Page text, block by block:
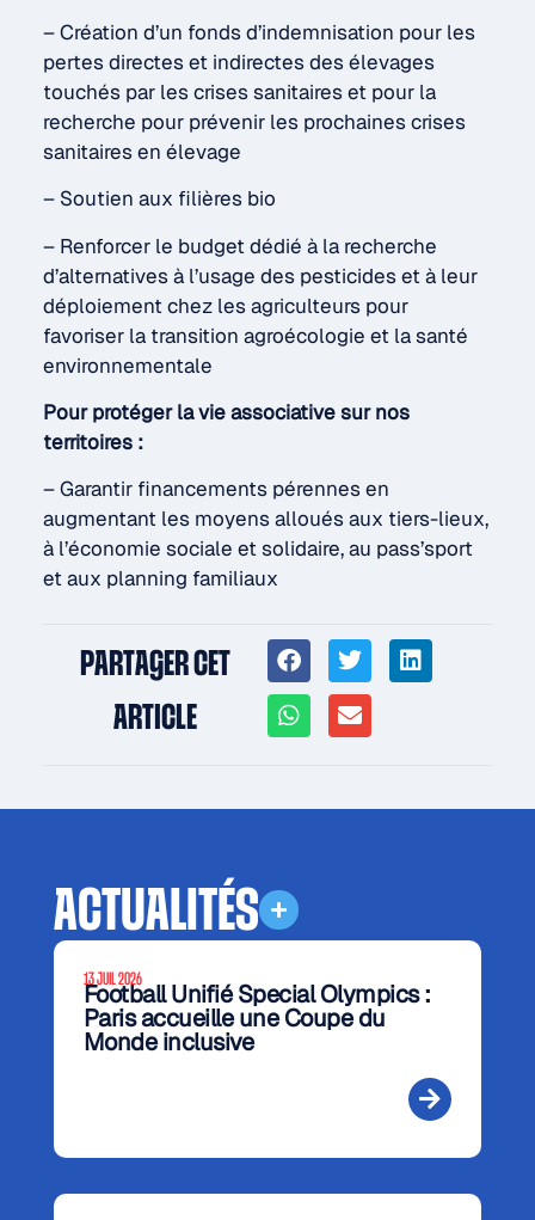
– Création d’un fonds d’indemnisation pour les
pertes directes et indirectes des élevages
touchés par les crises sanitaires et pour la
recherche pour prévenir les prochaines crises
sanitaires en élevage
– Soutien aux filières bio
– Renforcer le budget dédié à la recherche
d’alternatives à l’usage des pesticides et à leur
déploiement chez les agriculteurs pour
favoriser la transition agroécologie et la santé
environnementale
Pour protéger la vie associative sur nos
territoires :
– Garantir financements pérennes en
augmentant les moyens alloués aux tiers-lieux,
à l’économie sociale et solidaire, au pass’sport
et aux planning familiaux
PARTAGER CET
ARTICLE
ACTUALITÉS
13 JUIL 2026
Football Unifié Special Olympics :
Paris accueille une Coupe du
Monde inclusive